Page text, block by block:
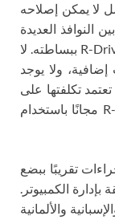
لا يمكن إصلاحه
النوافذ العديدة
للنسخ الاحتياطي لبيانات المستخدم، يتميز R-Drive ببساطته. لا
ولا يوجد
تكلفتها على
الخيارات. يمكنك تنزيل تورنت R-Drive Image مجانًا باستخدام
تقريبًا ببضع
الكمبيوتر.
والألمانية